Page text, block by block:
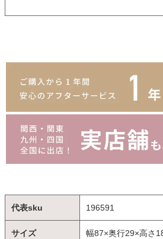
代表sku 196591
サイズ 幅87×奥行29×高さ